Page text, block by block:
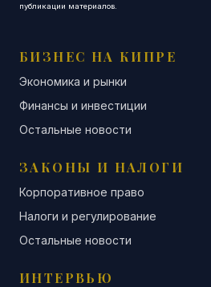
публикации материалов.
БИЗНЕС НА КИПРЕ
Экономика и рынки
Финансы и инвестиции
Остальные новости
ЗАКОНЫ И НАЛОГИ
Корпоративное право
Налоги и регулирование
Остальные новости
ИНТЕРВЬЮ